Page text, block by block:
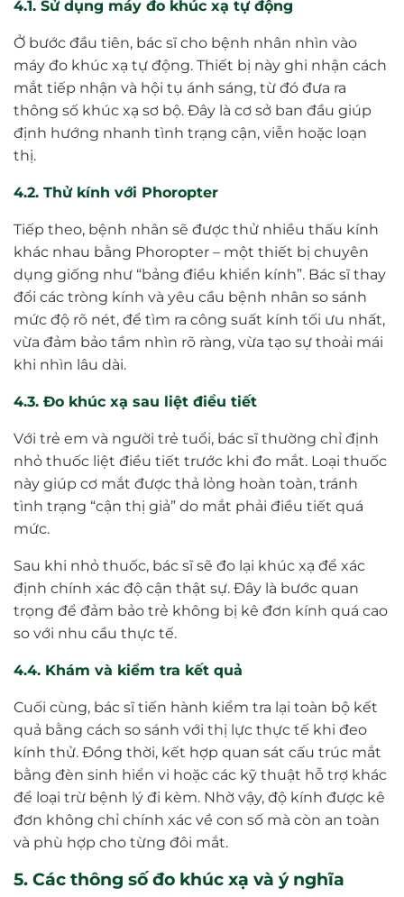
4.1. Sử dụng máy đo khúc xạ tự động
Ở bước đầu tiên, bác sĩ cho bệnh nhân nhìn vào
máy đo khúc xạ tự động. Thiết bị này ghi nhận cách
mắt tiếp nhận và hội tụ ánh sáng, từ đó đưa ra
thông số khúc xạ sơ bộ. Đây là cơ sở ban đầu giúp
định hướng nhanh tình trạng cận, viễn hoặc loạn
thị.
4.2. Thử kính với Phoropter
Tiếp theo, bệnh nhân sẽ được thử nhiều thấu kính
khác nhau bằng Phoropter – một thiết bị chuyên
dụng giống như “bảng điều khiển kính”. Bác sĩ thay
đổi các tròng kính và yêu cầu bệnh nhân so sánh
mức độ rõ nét, để tìm ra công suất kính tối ưu nhất,
vừa đảm bảo tầm nhìn rõ ràng, vừa tạo sự thoải mái
khi nhìn lâu dài.
4.3. Đo khúc xạ sau liệt điều tiết
Với trẻ em và người trẻ tuổi, bác sĩ thường chỉ định
nhỏ thuốc liệt điều tiết trước khi đo mắt. Loại thuốc
này giúp cơ mắt được thả lỏng hoàn toàn, tránh
tình trạng “cận thị giả” do mắt phải điều tiết quá
mức.
Sau khi nhỏ thuốc, bác sĩ sẽ đo lại khúc xạ để xác
định chính xác độ cận thật sự. Đây là bước quan
trọng để đảm bảo trẻ không bị kê đơn kính quá cao
so với nhu cầu thực tế.
4.4. Khám và kiểm tra kết quả
Cuối cùng, bác sĩ tiến hành kiểm tra lại toàn bộ kết
quả bằng cách so sánh với thị lực thực tế khi đeo
kính thử. Đồng thời, kết hợp quan sát cấu trúc mắt
bằng đèn sinh hiển vi hoặc các kỹ thuật hỗ trợ khác
để loại trừ bệnh lý đi kèm. Nhờ vậy, độ kính được kê
đơn không chỉ chính xác về con số mà còn an toàn
và phù hợp cho từng đôi mắt.
5. Các thông số đo khúc xạ và ý nghĩa